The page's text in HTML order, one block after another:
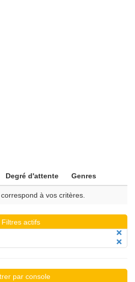
Degré d'attente Genres
à vos critères.
Filtres actifs
par console